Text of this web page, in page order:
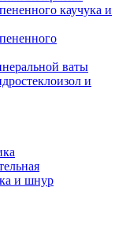
каучука и
ваты
и
и шнур